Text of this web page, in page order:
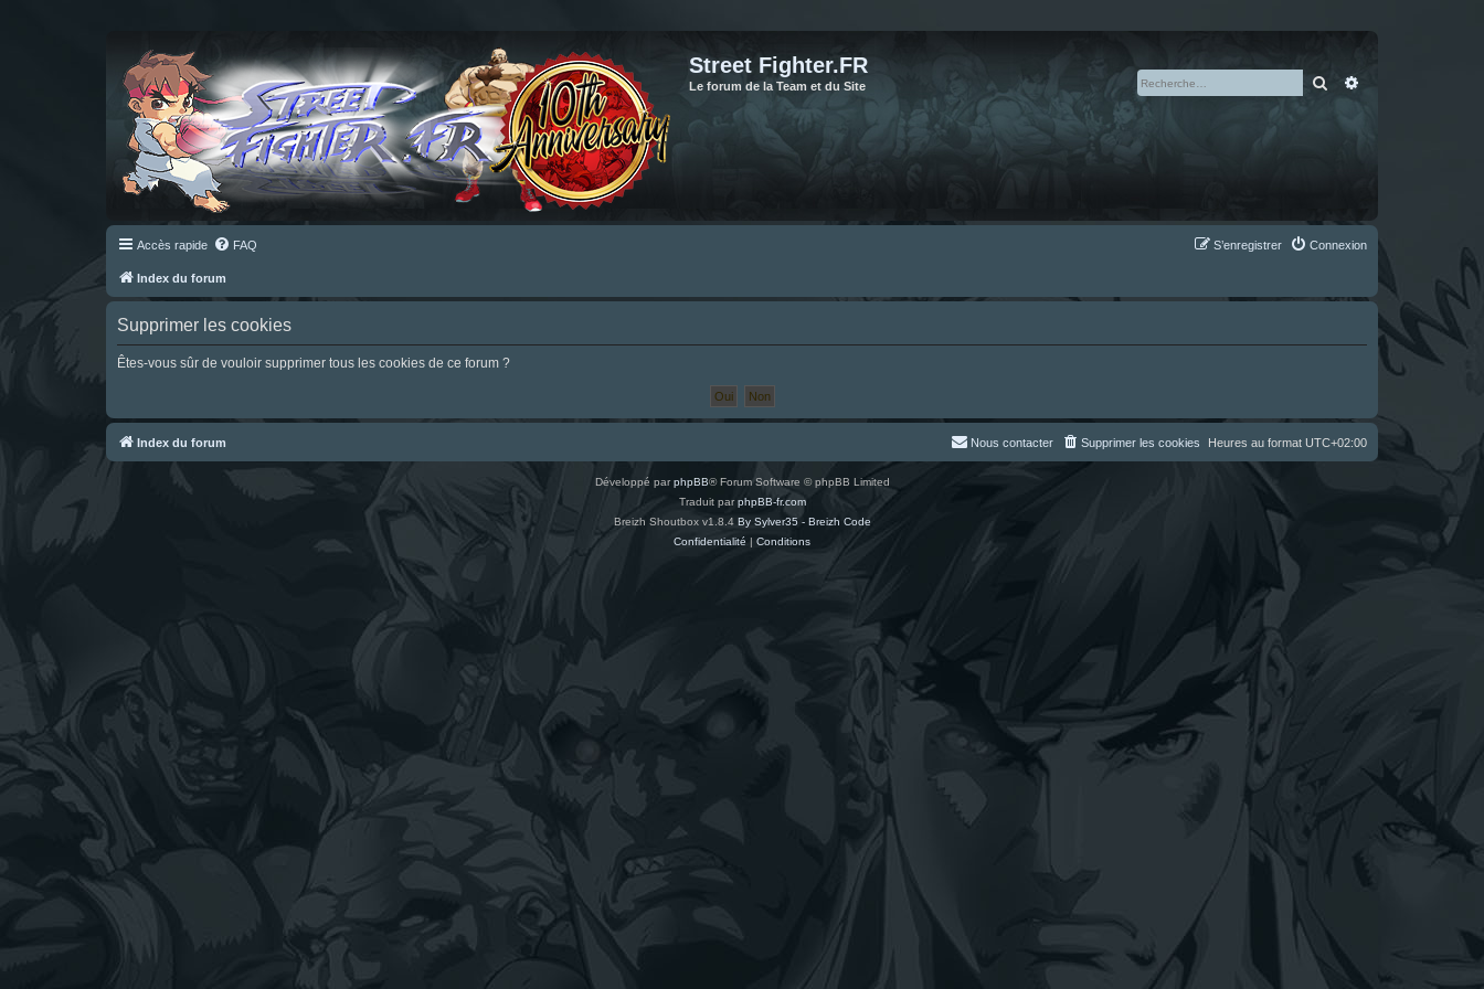
Street Fighter.FR
Le forum de la Team et du Site Rechercher
Accès rapide FAQ Connexion
S’enregistrer
Index du forum
Supprimer les cookies
Êtes-vous sûr de vouloir supprimer tous les cookies de ce forum ?
Index du forum Heures au format UTC+02:00
Supprimer les cookies
Nous contacter
Développé parphpBB® Forum Software © phpBB Limited
Traduit parphpBB-fr.com
Breizh Shoutbox v1.8.4 By Sylver35 - Breizh Code
Confidentialité | Conditions